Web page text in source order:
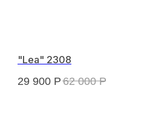
"Lea" 2308
29 900 Р 62 000 Р